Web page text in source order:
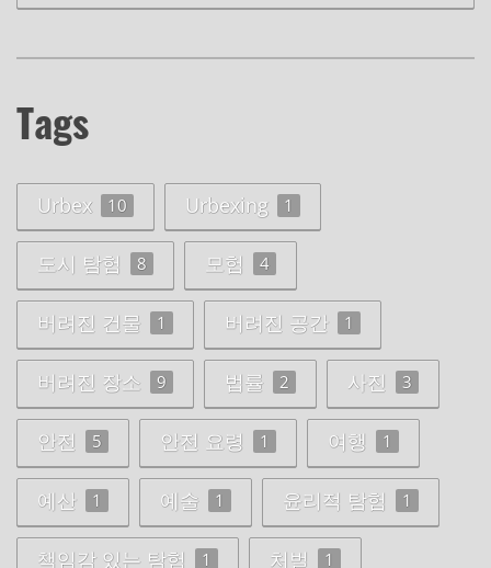
Tags
Urbex 10 Urbexing 1
도시 탐험 8 모험 4
버려진 건물 1 버려진 공간 1
버려진 장소 9 법률 2 사진 3
안전 5 안전 요령 1 여행 1
예산 1 예술 1 윤리적 탐험 1
책임감 있는 탐험 1 처벌 1